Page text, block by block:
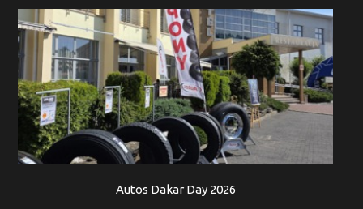
Autos Dakar Day 2026